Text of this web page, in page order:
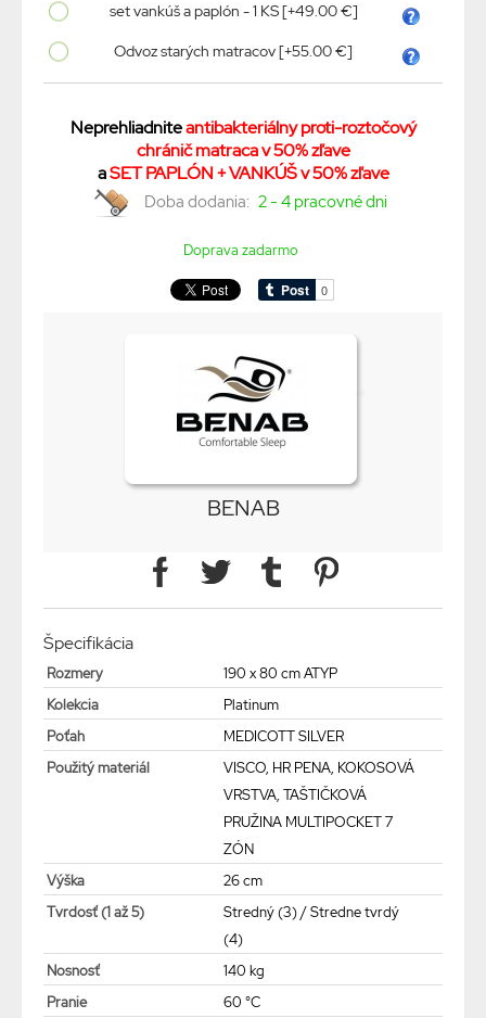
set vankúš a paplón - 1 KS [+49.00 €]
Odvoz starých matracov [+55.00 €]
Neprehliadniteantibakteriálny proti-roztočový
chránič matraca v 50% zľave
aSET PAPLÓN + VANKÚŠ v 50% zľave
Doba dodania: 2 - 4 pracovné dni
Doprava zadarmo
BENAB
Špecifikácia
Rozmery
190 x 80 cm ATYP
Kolekcia
Platinum
Poťah
MEDICOTT SILVER
Použitý materiál
VISCO, HR PENA, KOKOSOVÁ
VRSTVA, TAŠTIČKOVÁ
PRUŽINA MULTIPOCKET 7
ZÓN
Výška
26 cm
Tvrdosť (1 až 5)
Stredný (3) / Stredne tvrdý
(4)
Nosnosť
140 kg
Pranie
60 °C